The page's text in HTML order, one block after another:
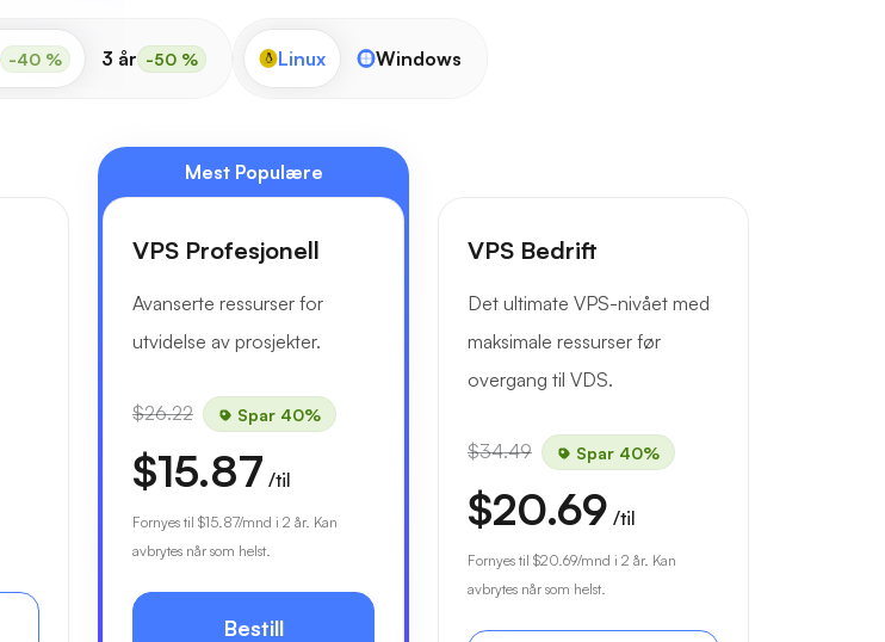
-40 % 3 år -50 % Linux Windows
Mest Populære
VPS Profesjonell
Avanserte ressurser for
utvidelse av prosjekter.
$26.22 Spar 40%
$15.87 /til
Fornyes til $15.87/mnd i 2 år. Kan
avbrytes når som helst.
Bestill
VPS Bedrift
Det ultimate VPS-nivået med
maksimale ressurser før
overgang til VDS.
$34.49 Spar 40%
$20.69 /til
Fornyes til $20.69/mnd i 2 år. Kan
avbrytes når som helst.